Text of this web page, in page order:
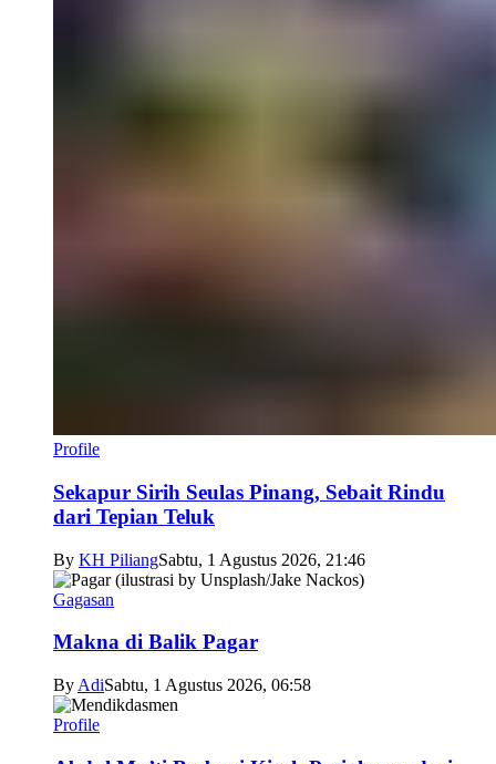
Profile
Sekapur Sirih Seulas Pinang, Sebait Rindu
dari Tepian Teluk
By KH PiliangSabtu, 1 Agustus 2026, 21:46
Gagasan
Makna di Balik Pagar
By AdiSabtu, 1 Agustus 2026, 06:58
Profile